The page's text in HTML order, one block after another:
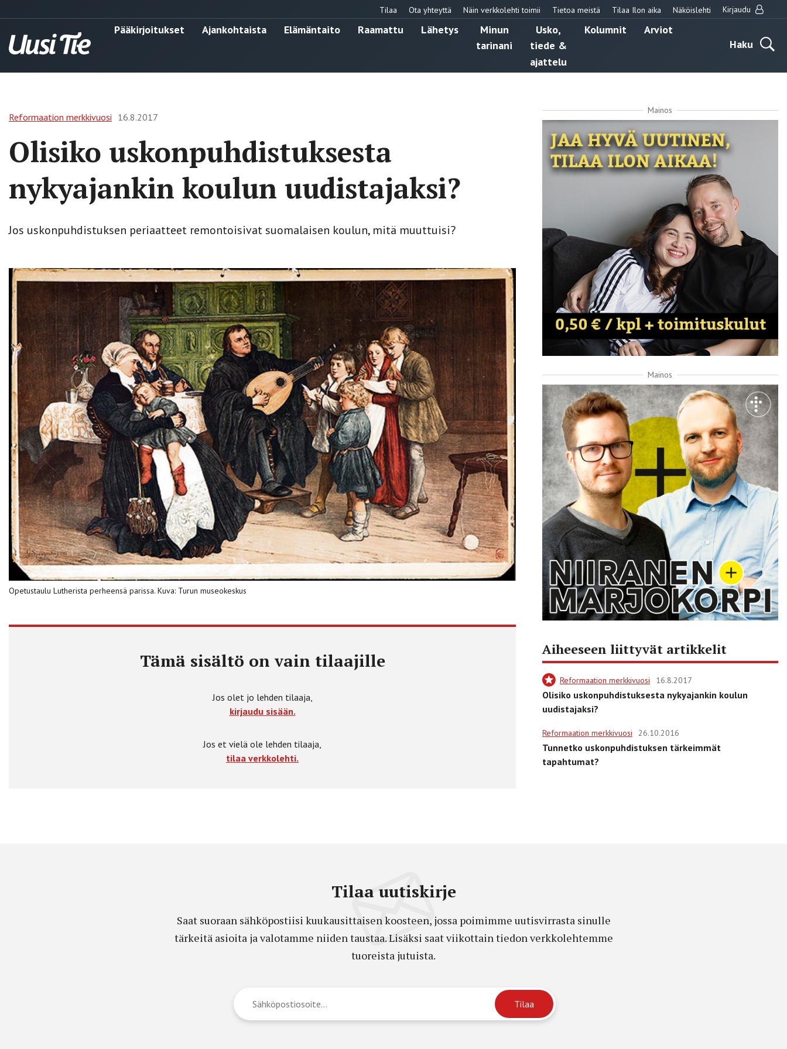
Tilaa Ota yhteyttä Näin verkkolehti toimii Tietoa meistä Tilaa Ilon aika Näköislehti Kirjaudu
Pääkirjoitukset Ajankohtaista Elämäntaito Raamattu Lähetys
Minun
tarinani
Usko,
tiede &
ajattelu
Kolumnit
Arviot
Haku
Reformaation merkkivuosi 16.8.2017
Olisiko uskonpuhdistuksesta
nykyajankin koulun uudistajaksi?
Jos uskonpuhdistuksen periaatteet remontoisivat suomalaisen koulun, mitä muuttuisi?
Opetustaulu Lutherista perheensä parissa. Kuva: Turun museokeskus
Tämä sisältö on vain tilaajille
Jos olet jo lehden tilaaja,
kirjaudu sisään.
Jos et vielä ole lehden tilaaja,
tilaa verkkolehti.
Mainos
Mainos
Aiheeseen liittyvät artikkelit
Reformaation merkkivuosi 16.8.2017
Olisiko uskonpuhdistuksesta nykyajankin koulun
uudistajaksi?
Reformaation merkkivuosi 26.10.2016
Tunnetko uskonpuhdistuksen tärkeimmät
tapahtumat?
Tilaa uutiskirje
Saat suoraan sähköpostiisi kuukausittaisen koosteen, jossa poimimme uutisvirrasta sinulle
tärkeitä asioita ja valotamme niiden taustaa. Lisäksi saat viikottain tiedon verkkolehtemme
tuoreista jutuista.